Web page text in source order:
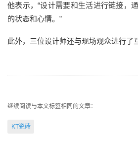
他表示，“设计需要和生活进行链接，
的状态和心情。”
此外，三位设计师还与现场观众进行了
继续阅读与本文标签相同的文章：
KT瓷砖